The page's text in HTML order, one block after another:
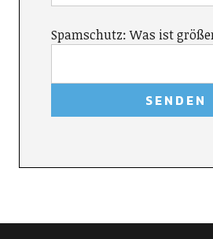
Spamschutz: Was ist